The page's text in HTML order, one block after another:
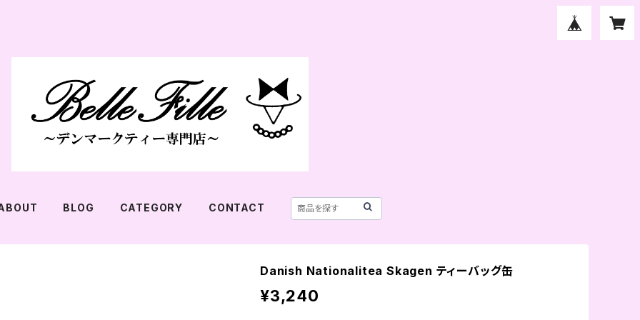
BLOG CATEGORY CONTACT
Danish Nationalitea Skagen ティーバッグ缶
¥3,240